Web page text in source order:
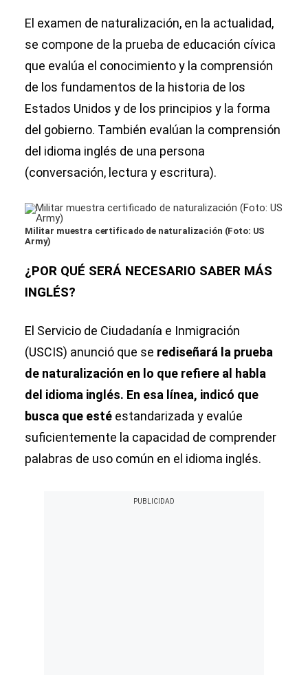
El examen de naturalización, en la actualidad,
se compone de la prueba de educación cívica
que evalúa el conocimiento y la comprensión
de los fundamentos de la historia de los
Estados Unidos y de los principios y la forma
del gobierno. También evalúan la comprensión
del idioma inglés de una persona
(conversación, lectura y escritura).
Militar muestra certificado de naturalización (Foto: US
Army)
¿POR QUÉ SERÁ NECESARIO SABER MÁS
INGLÉS?
El Servicio de Ciudadanía e Inmigración
(USCIS) anunció que se rediseñará la prueba
de naturalización en lo que refiere al habla
del idioma inglés. En esa línea, indicó que
busca que esté estandarizada y evalúe
suficientemente la capacidad de comprender
palabras de uso común en el idioma inglés.